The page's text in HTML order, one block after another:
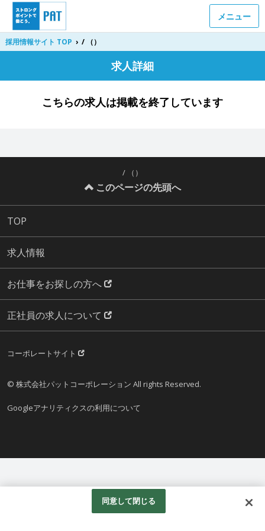
メニュー
採用情報サイト TOP › / （）
求人詳細
こちらの求人は掲載を終了しています
/ （）
このページの先頭へ
TOP
求人情報
お仕事をお探しの方へ
正社員の求人について
コーポレートサイト
© 株式会社パットコーポレーション All rights Reserved.
Googleアナリティクスの利用について
同意して閉じる